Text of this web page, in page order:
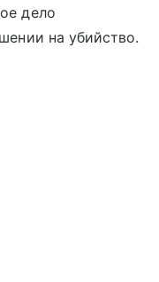
дело
на убийство.